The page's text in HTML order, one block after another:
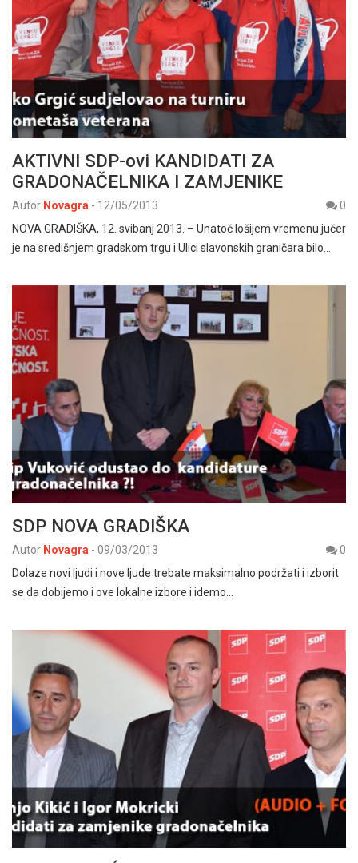
AKTIVNI SDP-ovi KANDIDATI ZA
GRADONAČELNIKA I ZAMJENIKE
Autor Novagra - 12/05/2013
0
NOVA GRADIŠKA, 12. svibanj 2013. – Unatoč lošijem vremenu jučer
je na središnjem gradskom trgu i Ulici slavonskih graničara bilo…
SDP NOVA GRADIŠKA
Autor Novagra - 09/03/2013
0
Dolaze novi ljudi i nove ljude trebate maksimalno podržati i izborit
se da dobijemo i ove lokalne izbore i idemo…